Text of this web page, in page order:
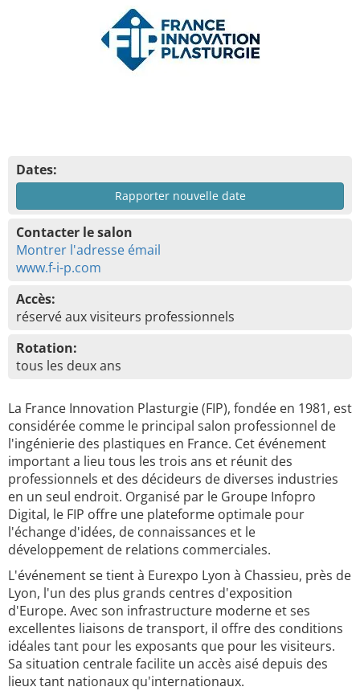
Dates:
Rapporter nouvelle date
Contacter le salon
Montrer l'adresse émail
www.f-i-p.com
Accès:
réservé aux visiteurs professionnels
Rotation:
tous les deux ans
La France Innovation Plasturgie (FIP), fondée en 1981, est
considérée comme le principal salon professionnel de
l'ingénierie des plastiques en France. Cet événement
important a lieu tous les trois ans et réunit des
professionnels et des décideurs de diverses industries
en un seul endroit. Organisé par le Groupe Infopro
Digital, le FIP offre une plateforme optimale pour
l'échange d'idées, de connaissances et le
développement de relations commerciales.
L'événement se tient à Eurexpo Lyon à Chassieu, près de
Lyon, l'un des plus grands centres d'exposition
d'Europe. Avec son infrastructure moderne et ses
excellentes liaisons de transport, il offre des conditions
idéales tant pour les exposants que pour les visiteurs.
Sa situation centrale facilite un accès aisé depuis des
lieux tant nationaux qu'internationaux.